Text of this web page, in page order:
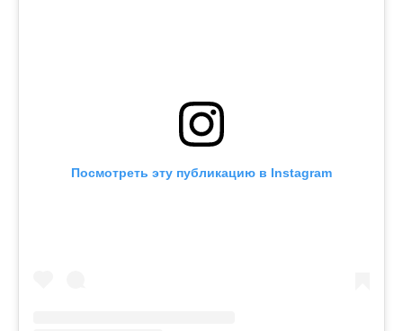
Посмотреть эту публикацию в Instagram